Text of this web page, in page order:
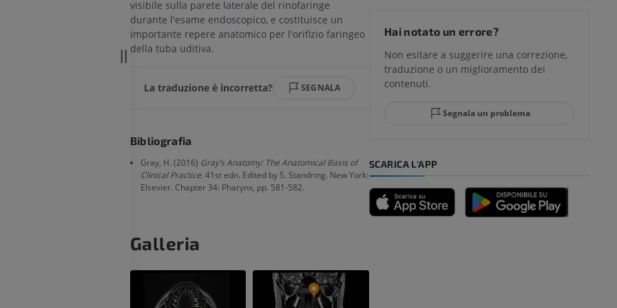
visibile sulla parete laterale del rinofaringe
durante l'esame endoscopico, e costituisce un
importante repere anatomico per l'orifizio faringeo
della tuba uditiva.
La traduzione è incorretta? SEGNALA
Bibliografia
Gray, H. (2016) Gray’s Anatomy: The Anatomical Basis of
Clinical Practice. 41st edn. Edited by S. Standring. New York:
Elsevier. Chapter 34: Pharynx, pp. 581-582.
Galleria
Arteriografia dell'arto
Artrografia TC del ginocchio
Artrografia
PREMIUM
retropiede
RM
PREMIUM
Arterie ed ossa della gamba
Hai notato un errore?
Non esitare a suggerire una correzione,
traduzione o un miglioramento dei
contenuti.
Segnala un problema
SCARICA L'APP